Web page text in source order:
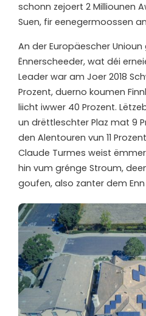
schonn zejoert 2 Milliounen
Suen, fir eenegermoossen
An der Europäescher
Ënnerscheeder, wat déi
Leader war am Joer 2018
Prozent, duerno koumen
liicht iwwer 40 Prozent.
un drëttleschter Plaz mat 9
den Alentouren vun 11
Claude Turmes weist
hin vum grénge Stroum,
goufen, also zanter dem